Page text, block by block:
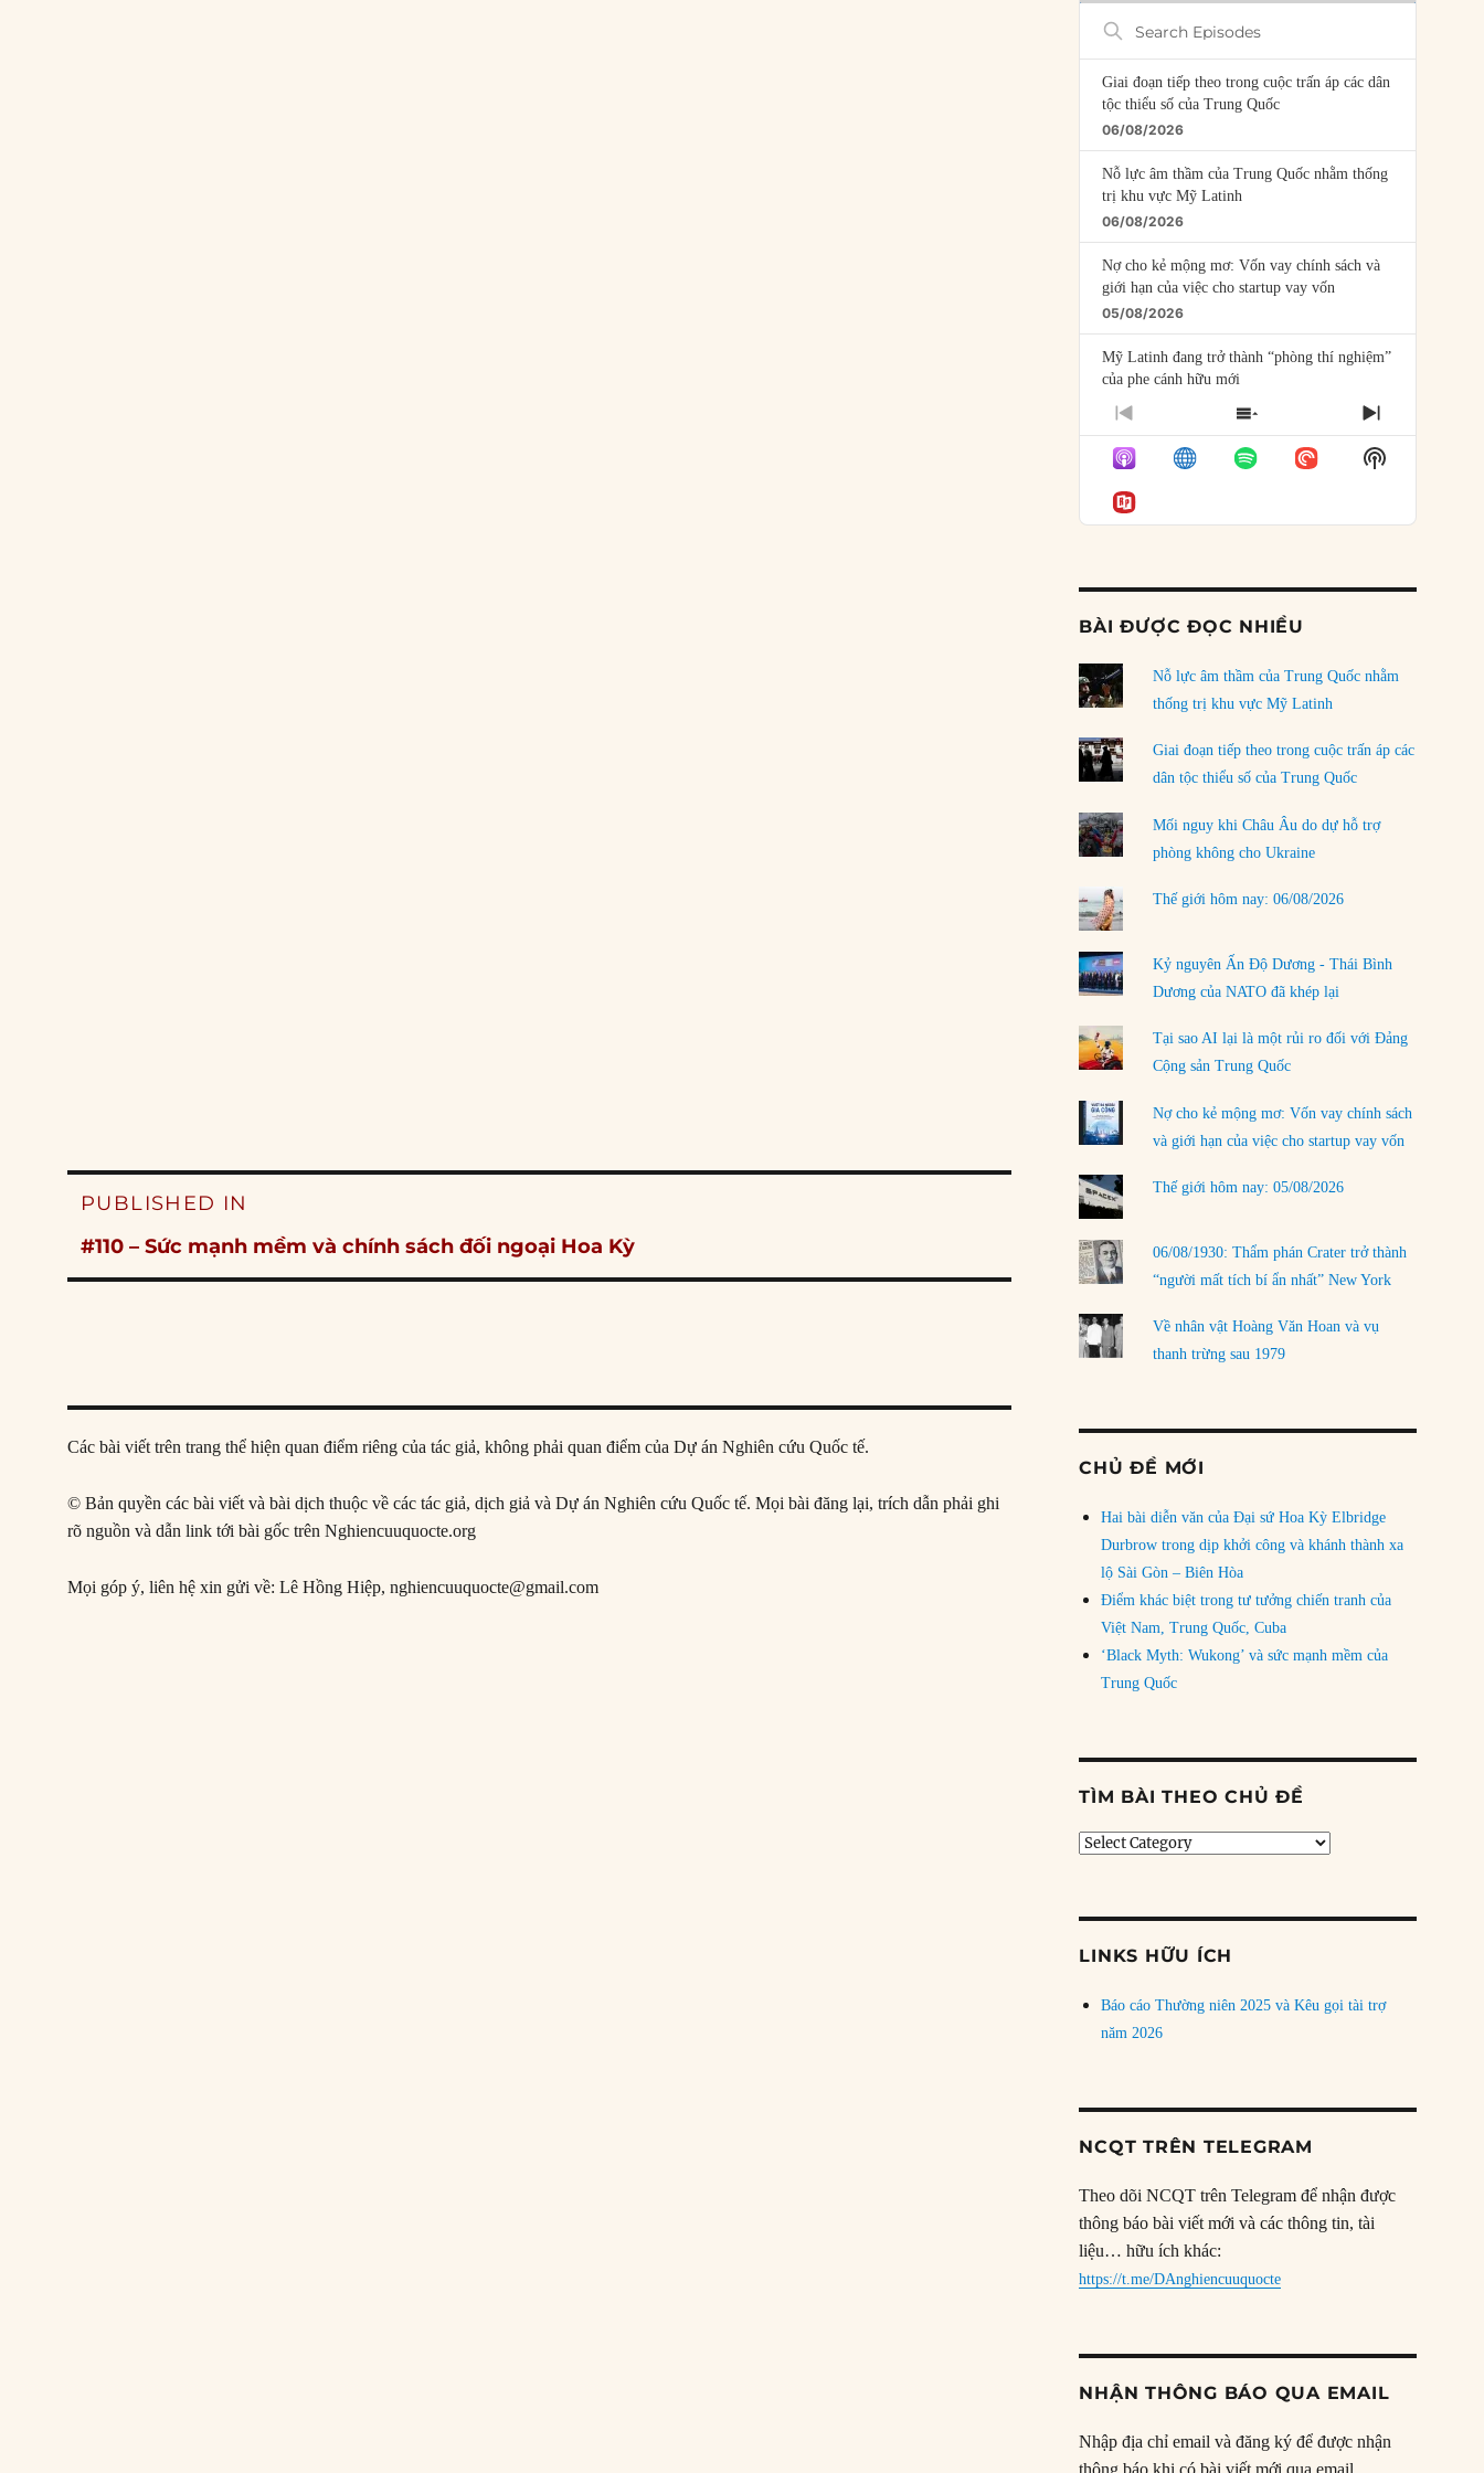
Post
PUBLISHED IN
#110 – Sức mạnh mềm và chính sách đối ngoại Hoa Kỳ
Các bài viết trên trang thể hiện quan điểm riêng của tác giả, không phải quan điểm của Dự án Nghiên cứu Quốc tế.
© Bản quyền các bài viết và bài dịch thuộc về các tác giả, dịch giả và Dự án Nghiên cứu Quốc tế. Mọi bài đăng lại, trích dẫn phải ghi
rõ nguồn và dẫn link tới bài gốc trên Nghiencuuquocte.org
Mọi góp ý, liên hệ xin gửi về: Lê Hồng Hiệp,nghiencuuquocte@gmail.com
Search
Episodes
Giai đoạn tiếp theo trong cuộc trấn áp các dân
tộc thiểu số của Trung Quốc
06/08/2026
Nỗ lực âm thầm của Trung Quốc nhằm thống
trị khu vực Mỹ Latinh
06/08/2026
Nợ cho kẻ mộng mơ: Vốn vay chính sách và
giới hạn của việc cho startup vay vốn
05/08/2026
Mỹ Latinh đang trở thành “phòng thí nghiệm”
của phe cánh hữu mới
04/08/2026
Tại sao Trung Quốc phủ nhận cuộc gặp với
Ngoại trưởng Nhật Bản?
04/08/2026
03/08/2026
Đặt cược vào thất bại: Các quỹ đầu tư mạo
rủi ro
02/08/2026
Làm thế nào để kết thúc Chiến tranh Iran?
01/08/2026
Chiến lược kế tiếp của Bắc Kinh ở Biển Đông
31/07/2026
Trật tự thế giới mới: Các nước nhỏ sẽ luôn
phải chịu đựng?
30/07/2026
LOAD MORE
PREVIOUS
EPISODE
SHOW
EPISODES
LIST
NEXT
EPISODE
Show
Podcast
BÀI ĐƯỢC ĐỌC NHIỀU
Nỗ lực âm thầm của Trung Quốc nhằm
thống trị khu vực Mỹ Latinh
Giai đoạn tiếp theo trong cuộc trấn áp các
dân tộc thiểu số của Trung Quốc
Mối nguy khi Châu Âu do dự hỗ trợ
phòng không cho Ukraine
Thế giới hôm nay: 06/08/2026
Kỷ nguyên Ấn Độ Dương - Thái Bình
Dương của NATO đã khép lại
Tại sao AI lại là một rủi ro đối với Đảng
Cộng sản Trung Quốc
Nợ cho kẻ mộng mơ: Vốn vay chính sách
và giới hạn của việc cho startup vay vốn
Thế giới hôm nay: 05/08/2026
06/08/1930: Thẩm phán Crater trở thành
“người mất tích bí ẩn nhất” New York
Về nhân vật Hoàng Văn Hoan và vụ
thanh trừng sau 1979
CHỦ ĐỀ MỚI
Hai bài diễn văn của Đại sứ Hoa Kỳ Elbridge
Durbrow trong dịp khởi công và khánh thành xa
lộ Sài Gòn – Biên Hòa
Điểm khác biệt trong tư tưởng chiến tranh của
Việt Nam, Trung Quốc, Cuba
‘Black Myth: Wukong’ và sức mạnh mềm của
Trung Quốc
TÌM BÀI THEO CHỦ ĐỀ
Tìm
LINKS HỮU ÍCH
Báo cáo Thường niên 2025 và Kêu gọi tài trợ
năm 2026
NCQT TRÊN TELEGRAM
Theo dõi NCQT trên Telegram để nhận được
thông báo bài viết mới và các thông tin, tài
liệu… hữu ích khác:
https://t.me/DAnghiencuuquocte
NHẬN THÔNG BÁO QUA EMAIL
Nhập địa chỉ email và đăng ký để được nhận